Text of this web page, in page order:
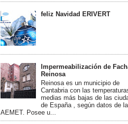
feliz Navidad ERIVERT
Impermeabilización de
Reinosa
Reinosa es un municipio de
Cantabria con las
medias más bajas de las
de España , según datos de la
AEMET. Posee u...